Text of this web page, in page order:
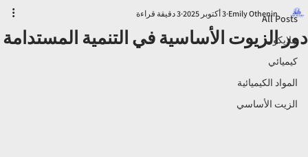
All Posts
جلايكول
كيميائي
المواد الكيميائية
الزيت الأساسي
دور الزيوت الأساسية في التنمية المستدامة
Emily Othenin 3 أكتوبر 2025 3 دقيقة قراءة